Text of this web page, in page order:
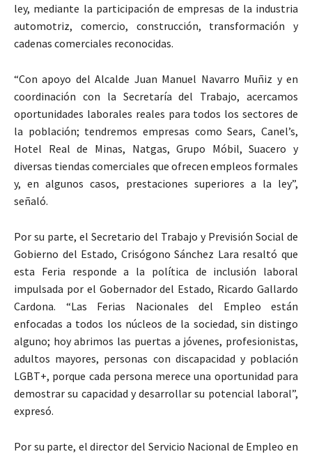
ley, mediante la participación de empresas de la industria
automotriz, comercio, construcción, transformación y
cadenas comerciales reconocidas.
“Con apoyo del Alcalde Juan Manuel Navarro Muñiz y en
coordinación con la Secretaría del Trabajo, acercamos
oportunidades laborales reales para todos los sectores de
la población; tendremos empresas como Sears, Canel’s,
Hotel Real de Minas, Natgas, Grupo Móbil, Suacero y
diversas tiendas comerciales que ofrecen empleos formales
y, en algunos casos, prestaciones superiores a la ley”,
señaló.
Por su parte, el Secretario del Trabajo y Previsión Social de
Gobierno del Estado, Crisógono Sánchez Lara resaltó que
esta Feria responde a la política de inclusión laboral
impulsada por el Gobernador del Estado, Ricardo Gallardo
Cardona. “Las Ferias Nacionales del Empleo están
enfocadas a todos los núcleos de la sociedad, sin distingo
alguno; hoy abrimos las puertas a jóvenes, profesionistas,
adultos mayores, personas con discapacidad y población
LGBT+, porque cada persona merece una oportunidad para
demostrar su capacidad y desarrollar su potencial laboral”,
expresó.
Por su parte, el director del Servicio Nacional de Empleo en